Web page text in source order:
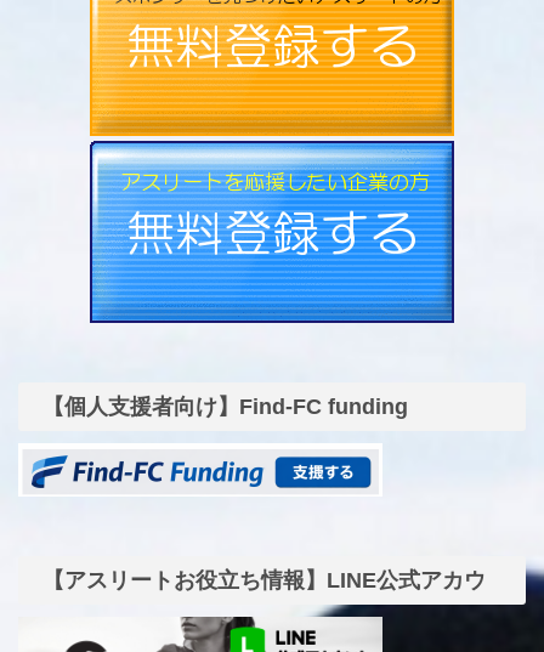
【個人支援者向け】Find-FC funding
【アスリートお役立ち情報】LINE公式アカウ